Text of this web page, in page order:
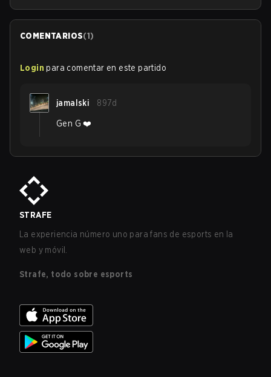
COMENTARIOS(1)
Login para comentar en este partido
jamalski 897d
Gen G ❤️
STRAFE
La experiencia número uno para fans de esports en la
web y móvil.
Strafe, todo sobre esports